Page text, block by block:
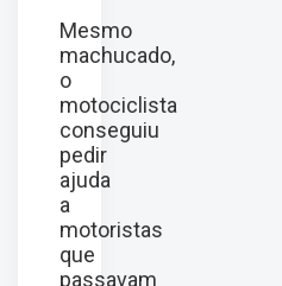
Mesmo
machucado,
o
motociclista
conseguiu
pedir
ajuda
a
motoristas
que
passavam